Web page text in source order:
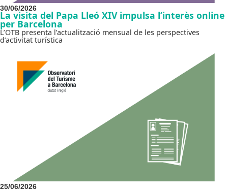
30/06/2026
La visita del Papa Lleó XIV impulsa l’interès online
per Barcelona
L’OTB presenta l’actualització mensual de les perspectives
d’activitat turística
25/06/2026